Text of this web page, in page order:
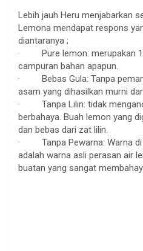
Lebih jauh Heru menjabarkan
Lemona mendapat respons
diantaranya ;
· Pure lemon: merupakan
campuran bahan apapun.
· Bebas Gula: Tanpa
asam yang dihasilkan murni
· Tanpa Lilin: tidak
berbahaya. Buah lemon yang
dan bebas dari zat lilin.
· Tanpa Pewarna: Warna di
adalah warna asli perasan air
buatan yang sangat